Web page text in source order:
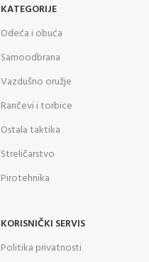
KATEGORIJE
Odeća i obuća
Samoodbrana
Vazdušno oružje
Rančevi i torbice
Ostala taktika
Streličarstvo
Pirotehnika
KORISNIČKI SERVIS
Politika privatnosti